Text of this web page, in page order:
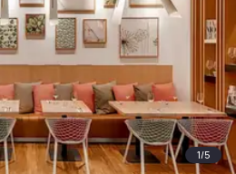
1/5